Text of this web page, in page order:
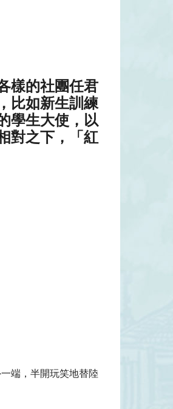
樣的社團任君
比如新生訓練
學生大使，以
對之下，「紅
端，半開玩笑地替陸